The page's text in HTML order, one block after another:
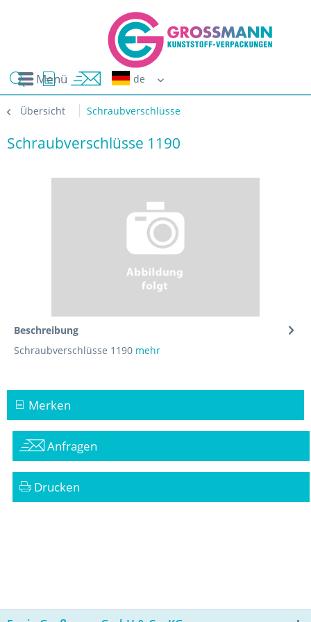
Menü
Übersicht Schraubverschlüsse
Schraubverschlüsse 1190
Beschreibung
Schraubverschlüsse 1190 mehr
Merken
Anfragen
Drucken